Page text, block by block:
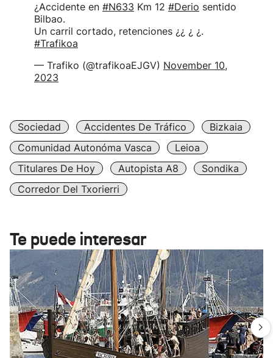
¿Accidente en #N633 Km 12 #Derio sentido
Bilbao.
Un carril cortado, retenciones ¿¿ ¿ ¿.
#Trafikoa
— Trafiko (@trafikoaEJGV) November 10,
2023
Sociedad Accidentes De Tráfico
Bizkaia
Comunidad Autonóma Vasca
Leioa
Titulares De Hoy
Autopista A8
Sondika
Corredor Del Txorierri
Te puede interesar